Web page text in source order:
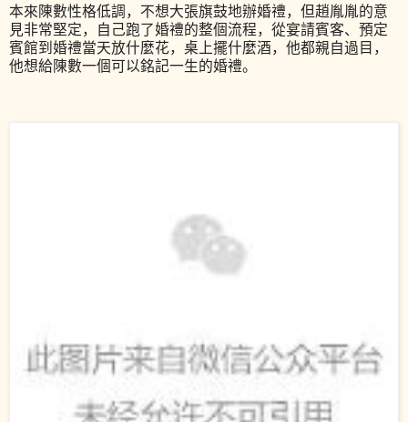
本來陳數性格低調，不想大張旗鼓地辦婚禮，但趙胤胤的意
見非常堅定，自己跑了婚禮的整個流程，從宴請賓客、預定
賓館到婚禮當天放什麼花，桌上擺什麼酒，他都親自過目，
他想給陳數一個可以銘記一生的婚禮。